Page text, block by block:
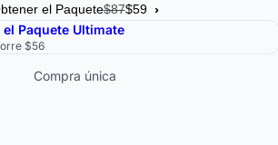
el Paquete$87$59 ›
Paquete Ultimate
$56
Compra única